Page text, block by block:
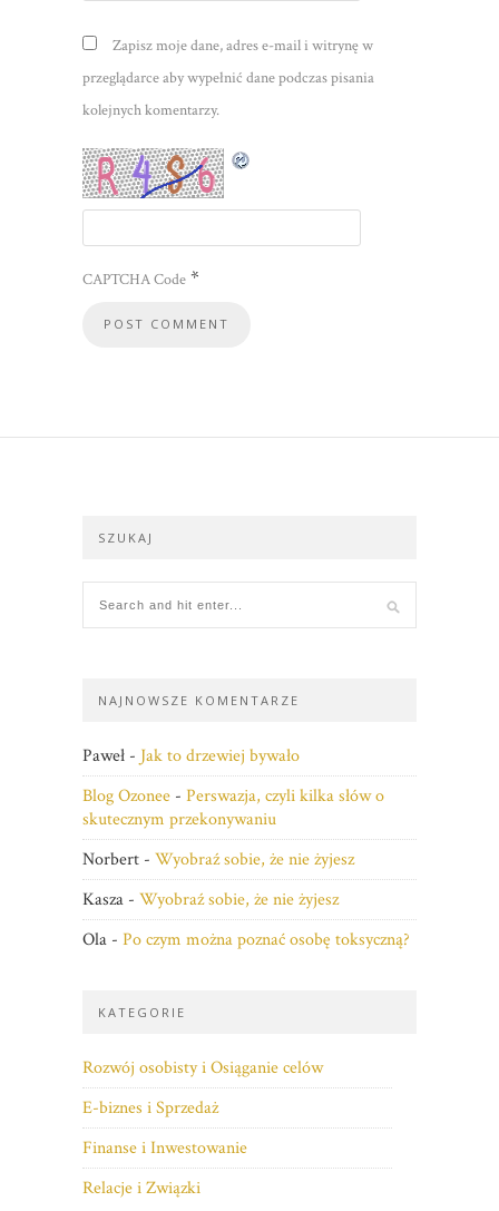
Zapisz moje dane, adres e-mail i witrynę w
przeglądarce aby wypełnić dane podczas pisania
kolejnych komentarzy.
CAPTCHA Code *
SZUKAJ
NAJNOWSZE KOMENTARZE
Paweł - Jak to drzewiej bywało
Blog Ozonee - Perswazja, czyli kilka słów o
skutecznym przekonywaniu
Norbert - Wyobraź sobie, że nie żyjesz
Kasza - Wyobraź sobie, że nie żyjesz
Ola - Po czym można poznać osobę toksyczną?
KATEGORIE
Rozwój osobisty i Osiąganie celów
E-biznes i Sprzedaż
Finanse i Inwestowanie
Relacje i Związki